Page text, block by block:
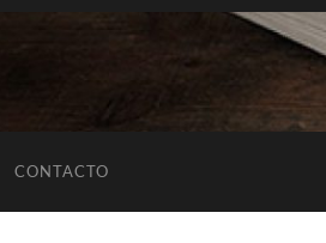
CONTACTO